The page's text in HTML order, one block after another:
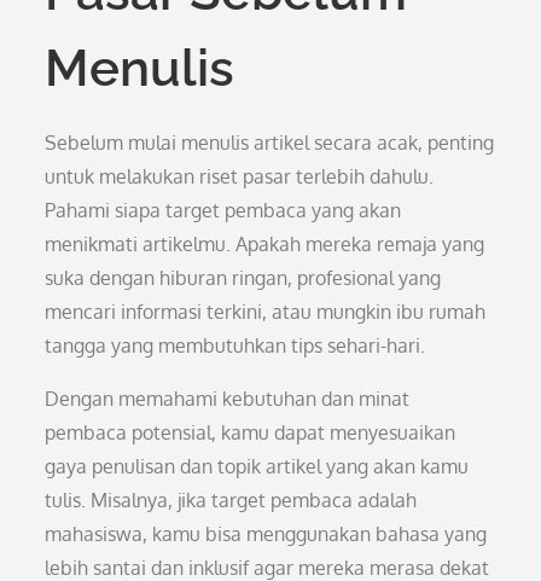
Menulis
Sebelum mulai menulis artikel secara acak, penting
untuk melakukan riset pasar terlebih dahulu.
Pahami siapa target pembaca yang akan
menikmati artikelmu. Apakah mereka remaja yang
suka dengan hiburan ringan, profesional yang
mencari informasi terkini, atau mungkin ibu rumah
tangga yang membutuhkan tips sehari-hari.
Dengan memahami kebutuhan dan minat
pembaca potensial, kamu dapat menyesuaikan
gaya penulisan dan topik artikel yang akan kamu
tulis. Misalnya, jika target pembaca adalah
mahasiswa, kamu bisa menggunakan bahasa yang
lebih santai dan inklusif agar mereka merasa dekat